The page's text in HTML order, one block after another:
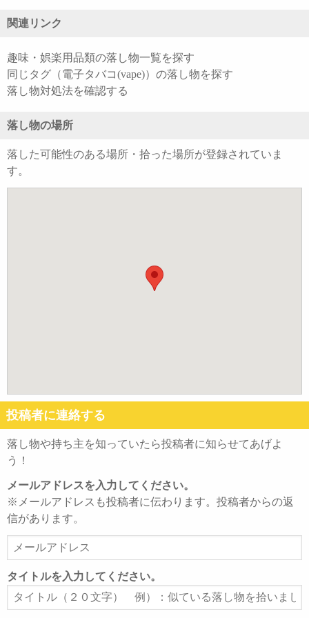
関連リンク
趣味・娯楽用品類の落し物一覧を探す
同じタグ（電子タバコ(vape)）の落し物を探す
落し物対処法を確認する
落し物の場所
落した可能性のある場所・拾った場所が登録されていま
す。
投稿者に連絡する
落し物や持ち主を知っていたら投稿者に知らせてあげよ
う！
メールアドレスを入力してください。
※メールアドレスも投稿者に伝わります。投稿者からの返
信があります。
ー
ル
ア
ド
タイトルを入力してください。
タ
イ